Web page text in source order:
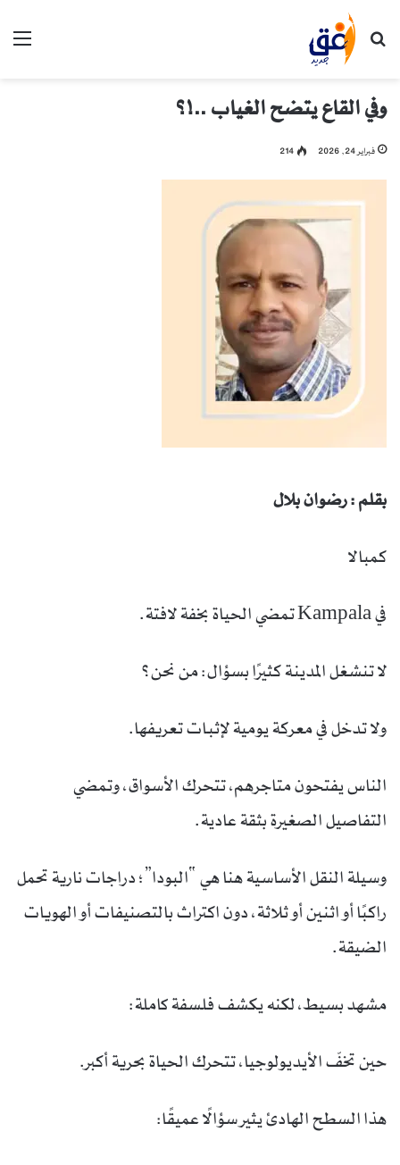
بحث عن
وفي القاع يتضح الغياب ..!؟
فبراير 24, 2026 214
بقلم : رضوان بلال
كمبالا
في Kampala تمضي الحياة بخفة لافتة.
لا تنشغل المدينة كثيرًا بسؤال: من نحن؟
ولا تدخل في معركة يومية لإثبات تعريفها.
الناس يفتحون متاجرهم، تتحرك الأسواق، وتمضي
التفاصيل الصغيرة بثقة عادية.
وسيلة النقل الأساسية هنا هي “البودا”؛ دراجات نارية تحمل
راكبًا أو اثنين أو ثلاثة، دون اكتراث بالتصنيفات أو الهويات
الضيقة.
مشهد بسيط، لكنه يكشف فلسفة كاملة:
حين تخفّ الأيديولوجيا، تتحرك الحياة بحرية أكبر.
هذا السطح الهادئ يثير سؤالًا عميقًا: